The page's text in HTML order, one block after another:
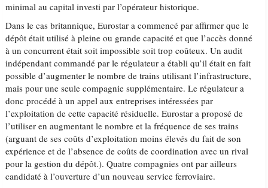
minimal au capital investi par l’opérateur historique.
Dans le cas britannique, Eurostar a commencé par affirmer que le
dépôt était utilisé à pleine ou grande capacité et que l’accès donné
à un concurrent était soit impossible soit trop coûteux. Un audit
indépendant commandé par le régulateur a établi qu’il était en fait
possible d’augmenter le nombre de trains utilisant l’infrastructure,
mais pour une seule compagnie supplémentaire. Le régulateur a
donc procédé à un appel aux entreprises intéressées par
l’exploitation de cette capacité résiduelle. Eurostar a proposé de
l’utiliser en augmentant le nombre et la fréquence de ses trains
(arguant de ses coûts d’exploitation moins élevés du fait de son
expérience et de l’absence de coûts de coordination avec un rival
pour la gestion du dépôt.). Quatre compagnies ont par ailleurs
candidaté à l’ouverture d’un nouveau service ferroviaire.